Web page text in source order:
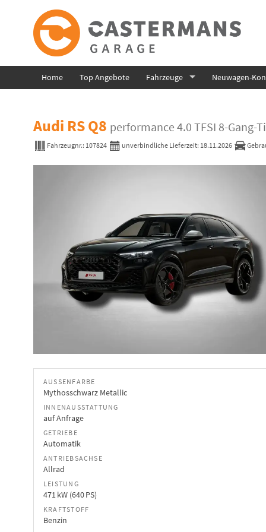
Home Top Angebote Fahrzeuge Neuwagen-
Audi RS Q8 performance 4.0 TFSI 8-Gang-
Fahrzeugnr.: 107824 unverbindliche Lieferzeit: 18.11.2026
AUSSENFARBE
Mythosschwarz Metallic
INNENAUSSTATTUNG
auf Anfrage
GETRIEBE
Automatik
ANTRIEBSACHSE
Allrad
LEISTUNG
471 kW (640 PS)
KRAFTSTOFF
Benzin